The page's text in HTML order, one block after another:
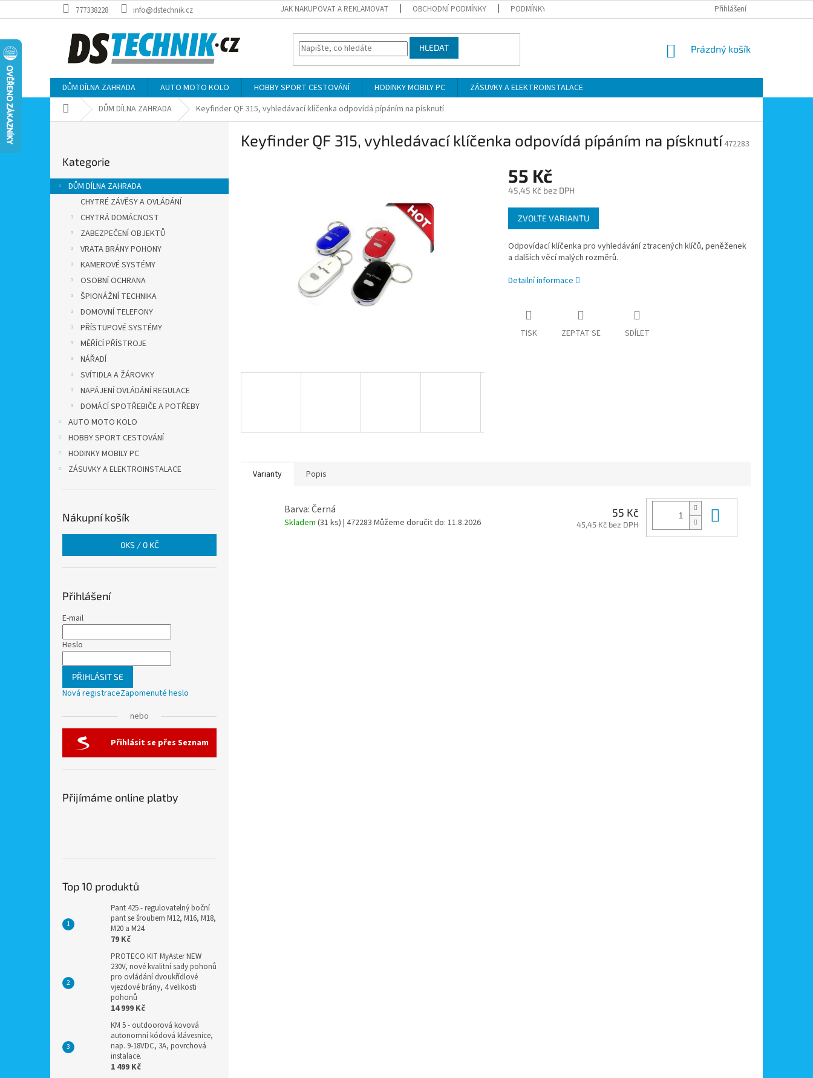
na
777338228 info@dstechnik.cz JAK NAKUPOVAT A REKLAMOVAT OBCHODNÍ PODMÍNKY PODMÍNKY OCHRANY OSOBNÍCH ÚDAJŮ MOJE OBJEDNÁVKA
Přihlášení
HLEDAT
NÁKUPNÍ
Prázdný košík
DŮM DÍLNA ZAHRADA AUTO MOTO KOLO HOBBY SPORT CESTOVÁNÍ HODINKY MOBILY PC
ZÁSUVKY A ELEKTROINSTALACE
Domů DŮM DÍLNA ZAHRADA Keyfinder QF 315, vyhledávací klíčenka odpovídá pípáním na písknutí
r
a
kategorie
Kategorie
DŮM DÍLNA ZAHRADA
CHYTRÉ ZÁVĚSY A OVLÁDÁNÍ
CHYTRÁ DOMÁCNOST
ZABEZPEČENÍ OBJEKTŮ
VRATA BRÁNY POHONY
KAMEROVÉ SYSTÉMY
OSOBNÍ OCHRANA
ŠPIONÁŽNÍ TECHNIKA
DOMOVNÍ TELEFONY
PŘÍSTUPOVÉ SYSTÉMY
MĚŘÍCÍ PŘÍSTROJE
NÁŘADÍ
SVÍTIDLA A ŽÁROVKY
NAPÁJENÍ OVLÁDÁNÍ REGULACE
DOMÁCÍ SPOTŘEBIČE A POTŘEBY
AUTO MOTO KOLO
HOBBY SPORT CESTOVÁNÍ
HODINKY MOBILY PC
ZÁSUVKY A ELEKTROINSTALACE
Nákupní košík
0KS / 0 KČ
Přihlášení
E-mail
Heslo
PŘIHLÁSIT SE
Nová registraceZapomenuté heslo
nebo
Přihlásit se přes Seznam
Přijímáme online platby
Top 10 produktů
Pant 425 - regulovatelný boční
pant se šroubem M12, M16, M18,
M20 a M24.
79 Kč
PROTECO KIT MyAster NEW
230V, nové kvalitní sady pohonů
pro ovládání dvoukřídlové
vjezdové brány, 4 velikosti
pohonů
14 999 Kč
KM 5 - outdoorová kovová
autonomní kódová klávesnice,
nap. 9-18VDC, 3A, povrchová
instalace.
1 499 Kč
Keyfinder QF 315, vyhledávací klíčenka odpovídá pípáním na písknutí 472283
55 Kč
45,45 Kč bez DPH
Měrná
cena:
ZVOLTE VARIANTU
Odpovídací klíčenka pro vyhledávání ztracených klíčů, peněženek
a dalších věcí malých rozměrů.
Detailní informace
TISK ZEPTAT SE SDÍLET
Varianty Popis
Barva: Černá
Skladem (31 ks) | 472283 Můžeme doručit do: 11.8.2026
55 Kč
45,45 Kč bez DPH